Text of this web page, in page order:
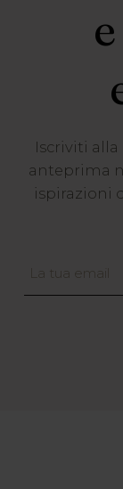
Iscriviti
anteprima
ispirazioni